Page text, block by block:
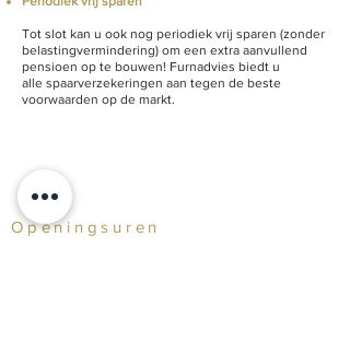
Tot slot kan u ook nog periodiek vrij sparen (zonder
belastingvermindering) om een extra aanvullend
pensioen op te bouwen! Furnadvies biedt u
alle spaarverzekeringen aan tegen de beste
voorwaarden op de markt.
Openingsuren